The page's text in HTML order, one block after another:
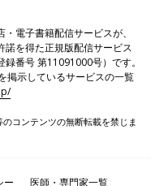
電子書籍配信サービスが、
諾を得た正規版配信サービス
番号 第11091000号）です。
掲示しているサービスの一覧
コンテンツの無断転載を禁じま
ー 医師・専門家一覧